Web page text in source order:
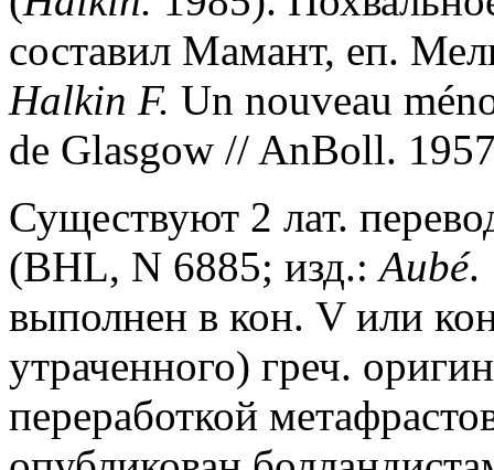
составил Мамант, еп.
Halkin F. Un nouveau
de Glasgow // AnBoll.
Существуют 2 лат.
(BHL, N 6885; изд.:Aubé.
выполнен в кон. V или
утраченного) греч.
переработкой